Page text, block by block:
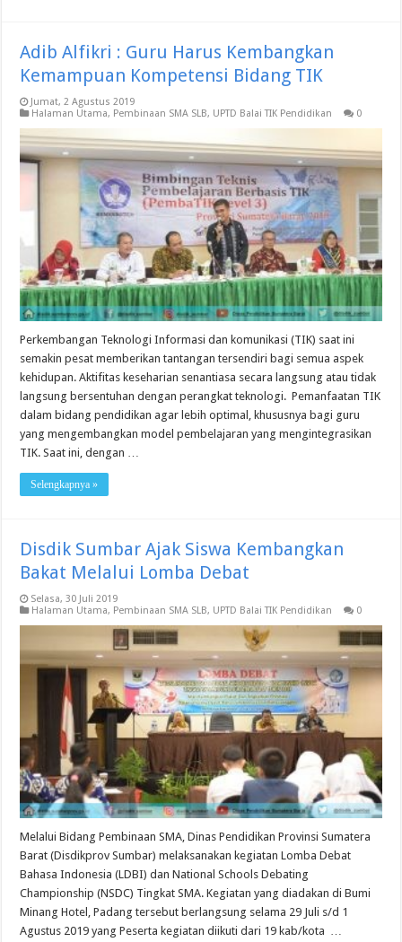
Adib Alfikri : Guru Harus Kembangkan
Kemampuan Kompetensi Bidang TIK
Jumat, 2 Agustus 2019
Halaman Utama, Pembinaan SMA SLB, UPTD Balai TIK Pendidikan 0
Perkembangan Teknologi Informasi dan komunikasi (TIK) saat ini
semakin pesat memberikan tantangan tersendiri bagi semua aspek
kehidupan. Aktifitas keseharian senantiasa secara langsung atau tidak
langsung bersentuhan dengan perangkat teknologi. Pemanfaatan TIK
dalam bidang pendidikan agar lebih optimal, khususnya bagi guru
yang mengembangkan model pembelajaran yang mengintegrasikan
TIK. Saat ini, dengan …
Selengkapnya »
Disdik Sumbar Ajak Siswa Kembangkan
Bakat Melalui Lomba Debat
Selasa, 30 Juli 2019
Halaman Utama, Pembinaan SMA SLB, UPTD Balai TIK Pendidikan 0
Melalui Bidang Pembinaan SMA, Dinas Pendidikan Provinsi Sumatera
Barat (Disdikprov Sumbar) melaksanakan kegiatan Lomba Debat
Bahasa Indonesia (LDBI) dan National Schools Debating
Championship (NSDC) Tingkat SMA. Kegiatan yang diadakan di Bumi
Minang Hotel, Padang tersebut berlangsung selama 29 Juli s/d 1
Agustus 2019 yang Peserta kegiatan diikuti dari 19 kab/kota …